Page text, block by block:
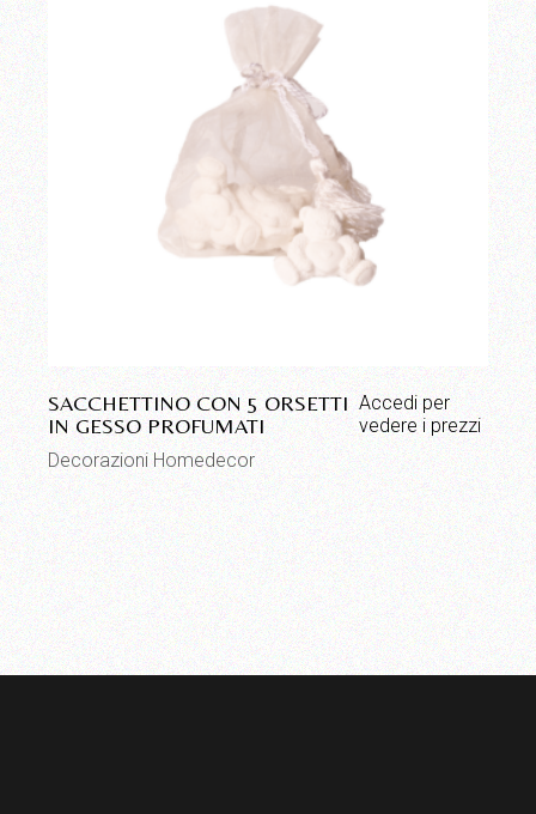
SACCHETTINO CON 5 ORSETTI
IN GESSO PROFUMATI
Accedi per
vedere i prezzi
Decorazioni Homedecor